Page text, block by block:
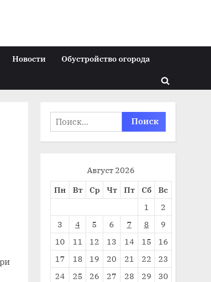
Новости Обустройство огорода
Toggle
form
Найти:
Август 2026
Пн
Вт Ср Чт Пт Сб
Вс
1
2
3
4 5 6 7 8
9
10
11 12 13 14 15
16
17
18 19 20 21 22
23
24
25 26 27 28 29
30